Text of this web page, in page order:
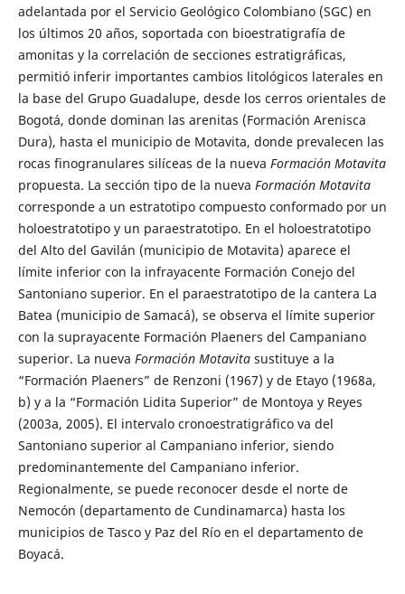
adelantada por el Servicio Geológico Colombiano (SGC) en
los últimos 20 años, soportada con bioestratigrafía de
amonitas y la correlación de secciones estratigráficas,
permitió inferir importantes cambios litológicos laterales en
la base del Grupo Guadalupe, desde los cerros orientales de
Bogotá, donde dominan las arenitas (Formación Arenisca
Dura), hasta el municipio de Motavita, donde prevalecen las
rocas finogranulares silíceas de la nueva Formación Motavita
propuesta. La sección tipo de la nueva Formación Motavita
corresponde a un estratotipo compuesto conformado por un
holoestratotipo y un paraestratotipo. En el holoestratotipo
del Alto del Gavilán (municipio de Motavita) aparece el
límite inferior con la infrayacente Formación Conejo del
Santoniano superior. En el paraestratotipo de la cantera La
Batea (municipio de Samacá), se observa el límite superior
con la suprayacente Formación Plaeners del Campaniano
superior. La nueva Formación Motavitasustituye a la
“Formación Plaeners” de Renzoni (1967) y de Etayo (1968a,
b) y a la “Formación Lidita Superior” de Montoya y Reyes
(2003a, 2005). El intervalo cronoestratigráfico va del
Santoniano superior al Campaniano inferior, siendo
predominantemente del Campaniano inferior.
Regionalmente, se puede reconocer desde el norte de
Nemocón (departamento de Cundinamarca) hasta los
municipios de Tasco y Paz del Río en el departamento de
Boyacá.